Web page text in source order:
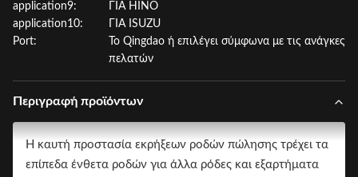
application9:
ΓΙΑ HINO
application10:
ΓΙΑ ISUZU
Port:
Το Qingdao ή επιλέγει σύμφωνα με τις ανάγκες
πελατών
Περιγραφή προϊόντων
Η καυτή προστασία εκρήξεων ροδών πώλησης τρέχει τα
επίπεδα ένθετα ροδών για άλλα ρόδες και εξαρτήματα